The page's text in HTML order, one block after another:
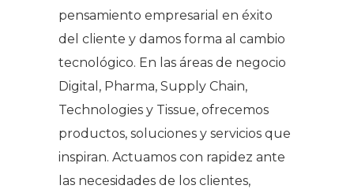
pensamiento empresarial en éxito
del cliente y damos forma al cambio
tecnológico. En las áreas de negocio
Digital, Pharma, Supply Chain,
Technologies y Tissue, ofrecemos
productos, soluciones y servicios que
inspiran. Actuamos con rapidez ante
las necesidades de los clientes,